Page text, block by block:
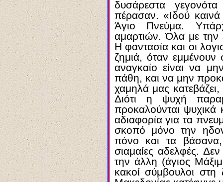
δυσάρεστα
πέρασαν. «Ιδού
Άγιο Πνεύμα.
αμαρτιών. Όλα με την
Η φαντασία και οι
ζημιά, όταν εμμένουν
αναγκαίο είναι να
πάθη, και να μην
χαμηλά μας
Διότι η ψυχή
προκαλούνται ψυχικά
αδιαφορία για τα
σκοπό μόνο την
πόνο και τα
σιαμαίες αδελφές.
την άλλη (άγιος
κακοί σύμβουλοι στη